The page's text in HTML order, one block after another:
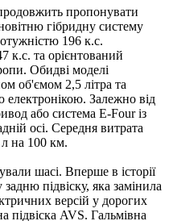
пропонувати
гібридну систему
196 к.с.
к.с. та орієнтований
Обидві моделі
об'ємом 2,5 літра та
Залежно від
або система E-Four із
осі. Середня витрата
л на 100 км.
шасі. Вперше в історії
підвіску, яка замінила
версій у дорогих
підвіска AVS. Гальмівна